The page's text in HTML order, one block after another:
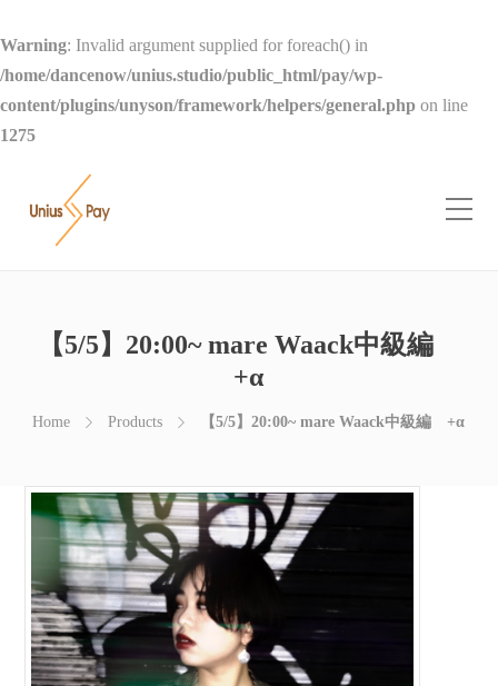
Warning: Invalid argument supplied for foreach() in
/home/dancenow/unius.studio/public_html/pay/wp-
content/plugins/unyson/framework/helpers/general.php on line
1275
【5/5】20:00~ mare Waack中級編
+α
Home Products 【5/5】20:00~ mare Waack中級編 +α